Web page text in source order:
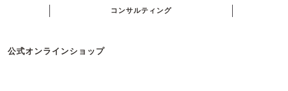
コンサルティング
公式オンラインショップ